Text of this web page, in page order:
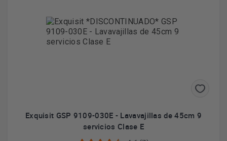
Exquisit GSP 9109-030E - Lavavajillas de 45cm 9
servicios Clase E